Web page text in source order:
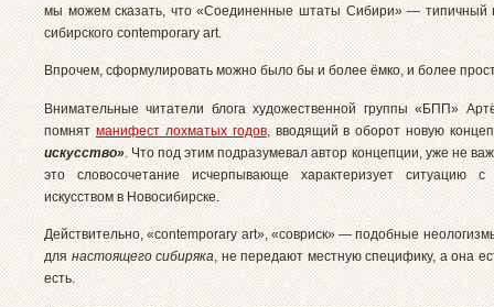
мы можем сказать, что «Соединенные штаты Сибири» — типичный
сибирского contemporary art.
Впрочем, сформулировать можно было бы и более ёмко, и более
Внимательные читатели блога художественной группы «БПП»
помнят манифест лохматых годов, вводящий в оборот новую
искусство» . Что под этим подразумевал автор концепции, уже не
это словосочетание исчерпывающе характеризует ситуацию с
искусством в Новосибирске.
Действительно, «contemporary art», «совриск» — подобные
для настоящего сибиряка, не передают местную специфику, а она
есть.